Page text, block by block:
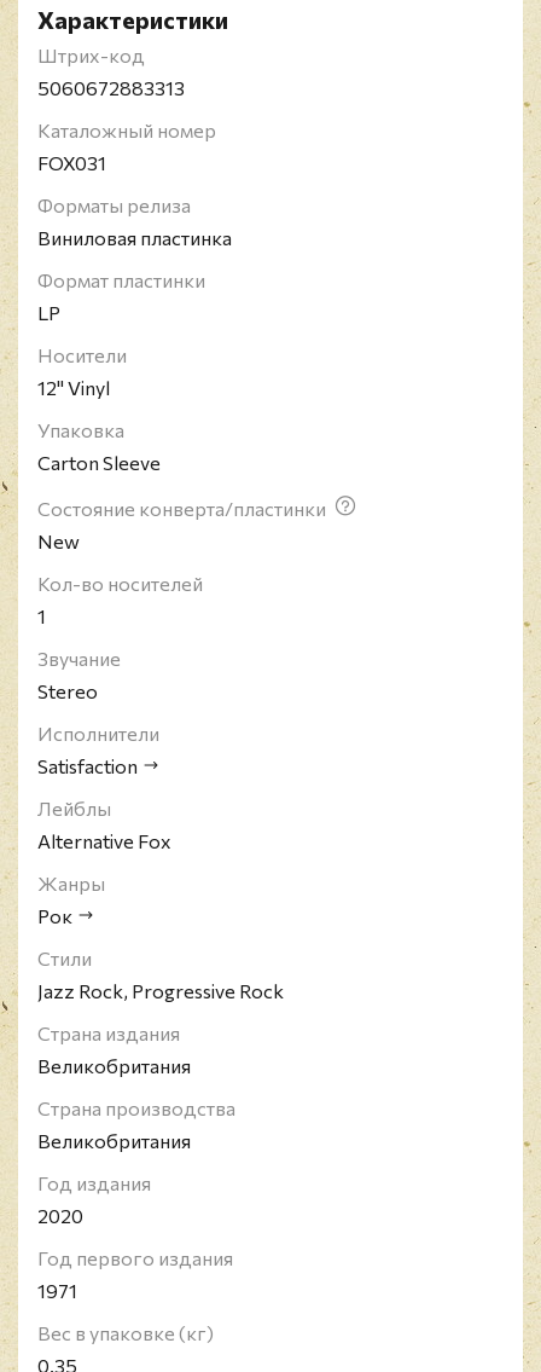
Cotton Sound трубачом Майком Коттоном и
гитаристом Дереком Гриффитсом после его
распада в 1969 году. До создания собственного
многими другими. Гриффитс - также бывший
участник Artwoods. В состав коллектива также
входили бывший басист и вокалист Unit 4+2 Лем
Люмин, барабанщик Берни Хиггинсон,
тромбонист Джон Бичем.
Характеристики
Штрих-код
5060672883313
Каталожный номер
FOX031
Форматы релиза
Виниловая пластинка
Формат пластинки
LP
Носители
12" Vinyl
Упаковка
Carton Sleeve
Состояние конверта/пластинки
New
Кол-во носителей
1
Звучание
Stereo
Исполнители
Satisfaction
Лейблы
Alternative Fox
Жанры
Рок
Стили
Jazz Rock, Progressive Rock
Страна издания
Великобритания
Страна производства
Великобритания
Год издания
2020
Год первого издания
1971
Вес в упаковке (кг)
0.35